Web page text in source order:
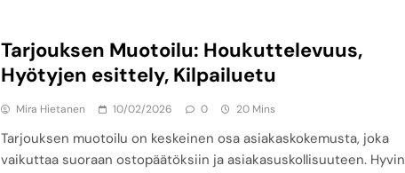
Tarjouksen Muotoilu: Houkuttelevuus,
Hyötyjen esittely, Kilpailuetu
Mira Hietanen 10/02/2026 0 20 Mins
Tarjouksen muotoilu on keskeinen osa asiakaskokemusta, joka
vaikuttaa suoraan ostopäätöksiin ja asiakasuskollisuuteen. Hyvin